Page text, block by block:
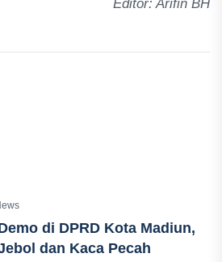
Editor: Arifin BH
di DPRD Kota Madiun,
dan Kaca Pecah